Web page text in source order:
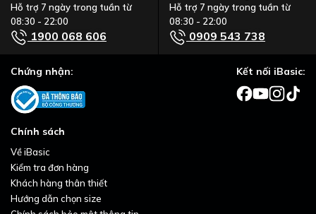
Hỗ trợ 7 ngày trong tuần từ
08:30 - 22:00
1900 068 606
Hỗ trợ 7 ngày trong tuần từ
08:30 - 22:00
0909 543 738
Chính sách
Về iBasic
Kiểm tra đơn hàng
Khách hàng thân thiết
Hướng dẫn chọn size
Chứng nhận: Kết nối iBasic: